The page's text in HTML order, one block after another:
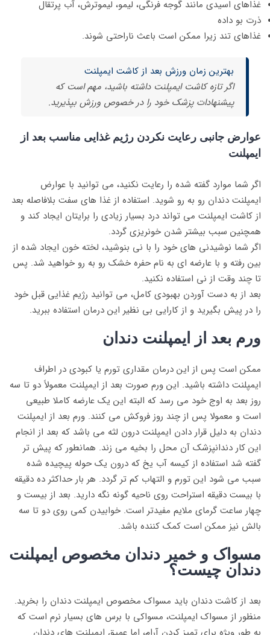
غذاهای اسیدی مانند گوجه فرنگی، لیمو، لیموترش، آب پرتقال
ذرت بو داده
غذاهای تند زیرا ممکن است باعث ناراحتی شوند.
بهترین زمان ورزش بعد از کاشت ایمپلنت
اگر تازه کاشت ایمپلنت داشته باشید، مهم است که
پیشنهادات پزشک خود را در خصوص ورزش بپذیرید.
عوارض جانبی رعایت نکردن رژیم غذایی مناسب بعد از
ایمپلنت
اگر شما موارد گفته شده را رعایت نکنید، می توانید با عوارض
ایمپلنت دندان رو به رو شوید. استفاده از غذا های سفت بلافاصله بعد
از کاشت ایمپلنت می تواند درد بسیار زیادی را برایتان ایجاد کند و
همچنین سبب بیشتر شدن خونریزی گردد.
اگر شما نوشیدنی های خود را با نی بنوشید، لخته خون ایجاد شده از
بین رفته و با عارضه ای به نام حفره خشک رو به رو خواهید شد. پس
تا چند وقت از نی استفاده نکنید.
بعد از به دست آوردن بهبودی کامل، می توانید رژیم غذایی قبل خود
را در پیش بگیرید و از کارایی بی نظیر این درمان استفاده ببرید.
ورم بعد از ایمپلنت دندان
ممکن است پس از این درمان مقداری تورم یا کبودی در اطراف
ایمپلنت داشته باشید. این ورم صورت بعد از ایمپلنت معمولاً دو تا سه
روز بعد به اوج خود می رسد که البته این یک عارضه کاملا طبیعی
است و معمولا پس از چند روز فروکش می کنند. ورم بعد از ایمپلنت
دندان به دلیل قرار دادن ایمپلنت درون لثه می باشد که بعد از انجام
این کار دندانپزشک آن محل را بخیه می زند. همانطور که پیش تر
گفته شد استفاده از کیسه آب یخ که درون یک حوله پیچیده شده
سبب می شود این تورم و التهاب‌ کم تر گردد. هر بار حداکثر ده دقیقه
با بیست دقیقه استراحت روی ناحیه گونه نگه دارید. بعد از بیست و
چهار ساعت گرمای ملایم مفیدتر است. خوابیدن کمی روی دو تا سه
بالش نیز ممکن است کمک کننده باشد.
مسواک و خمیر دندان مخصوص ایمپلنت
دندان چیست؟
بعد از کاشت دندان باید مسواک مخصوص ایمپلنت دندان را بخرید.
منظور از مسواک ایمپلنت، مسواکی با برس های بسیار نرم است که